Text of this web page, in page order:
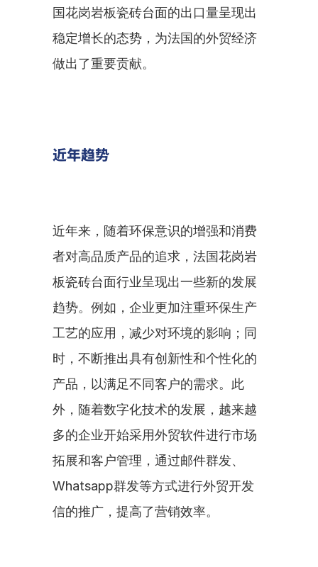
国花岗岩板瓷砖台面的出口量呈现出
稳定增长的态势，为法国的外贸经济
做出了重要贡献。
近年趋势
近年来，随着环保意识的增强和消费
者对高品质产品的追求，法国花岗岩
板瓷砖台面行业呈现出一些新的发展
趋势。例如，企业更加注重环保生产
工艺的应用，减少对环境的影响；同
时，不断推出具有创新性和个性化的
产品，以满足不同客户的需求。此
外，随着数字化技术的发展，越来越
多的企业开始采用外贸软件进行市场
拓展和客户管理，通过邮件群发、
Whatsapp群发等方式进行外贸开发
信的推广，提高了营销效率。